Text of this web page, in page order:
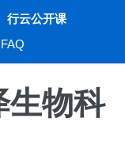
行云公开课
FAQ
生物科